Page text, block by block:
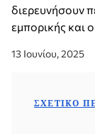
διερευνήσουν
εμπορικής και
13 Ιουνίου, 2025
ΣΧΕΤΙΚΌ